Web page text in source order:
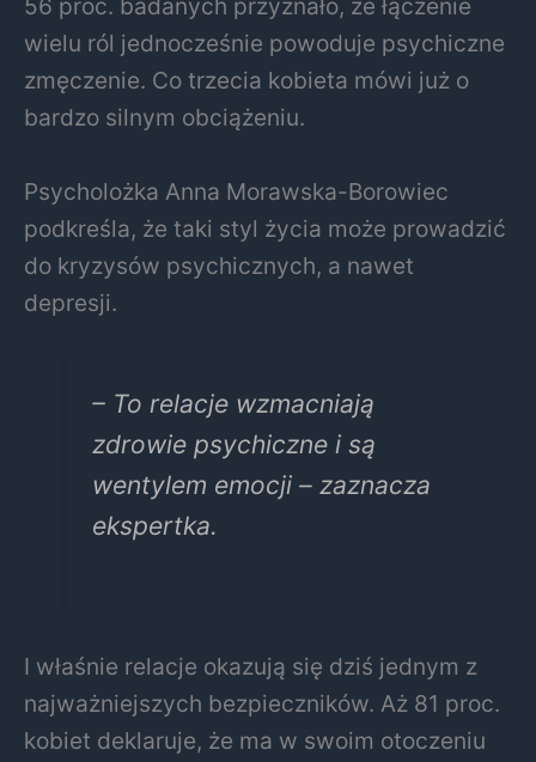
56 proc. badanych przyznało, że łączenie
wielu ról jednocześnie powoduje psychiczne
zmęczenie. Co trzecia kobieta mówi już o
bardzo silnym obciążeniu.
Psycholożka Anna Morawska-Borowiec
podkreśla, że taki styl życia może prowadzić
do kryzysów psychicznych, a nawet
depresji.
– To relacje wzmacniają
zdrowie psychiczne i są
wentylem emocji – zaznacza
ekspertka.
I właśnie relacje okazują się dziś jednym z
najważniejszych bezpieczników. Aż 81 proc.
kobiet deklaruje, że ma w swoim otoczeniu